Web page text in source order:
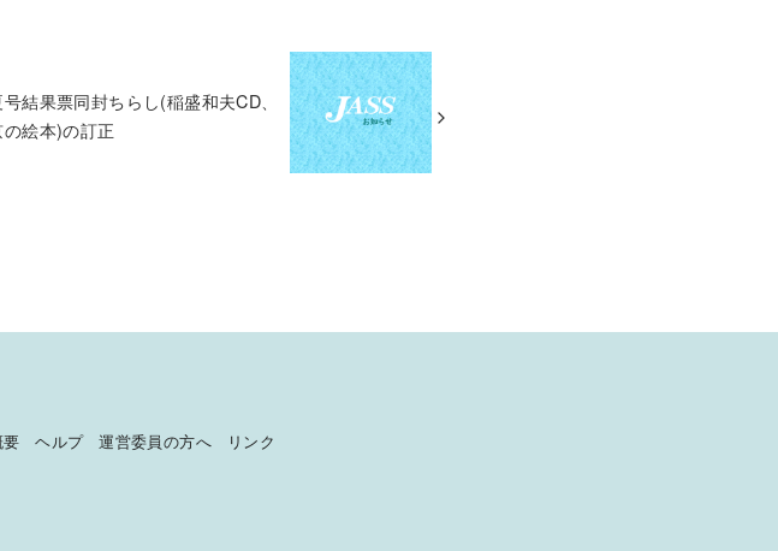
号結果票同封ちらし(稲盛和夫CD、
の絵本)の訂正
ヘルプ 運営委員の方へ リンク